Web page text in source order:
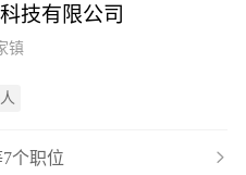
技有限公司
镇
个职位